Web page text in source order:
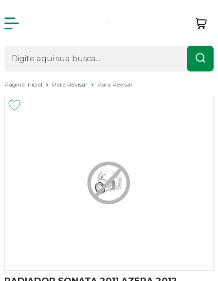
Página Inicial Para Revisar Para Revisar